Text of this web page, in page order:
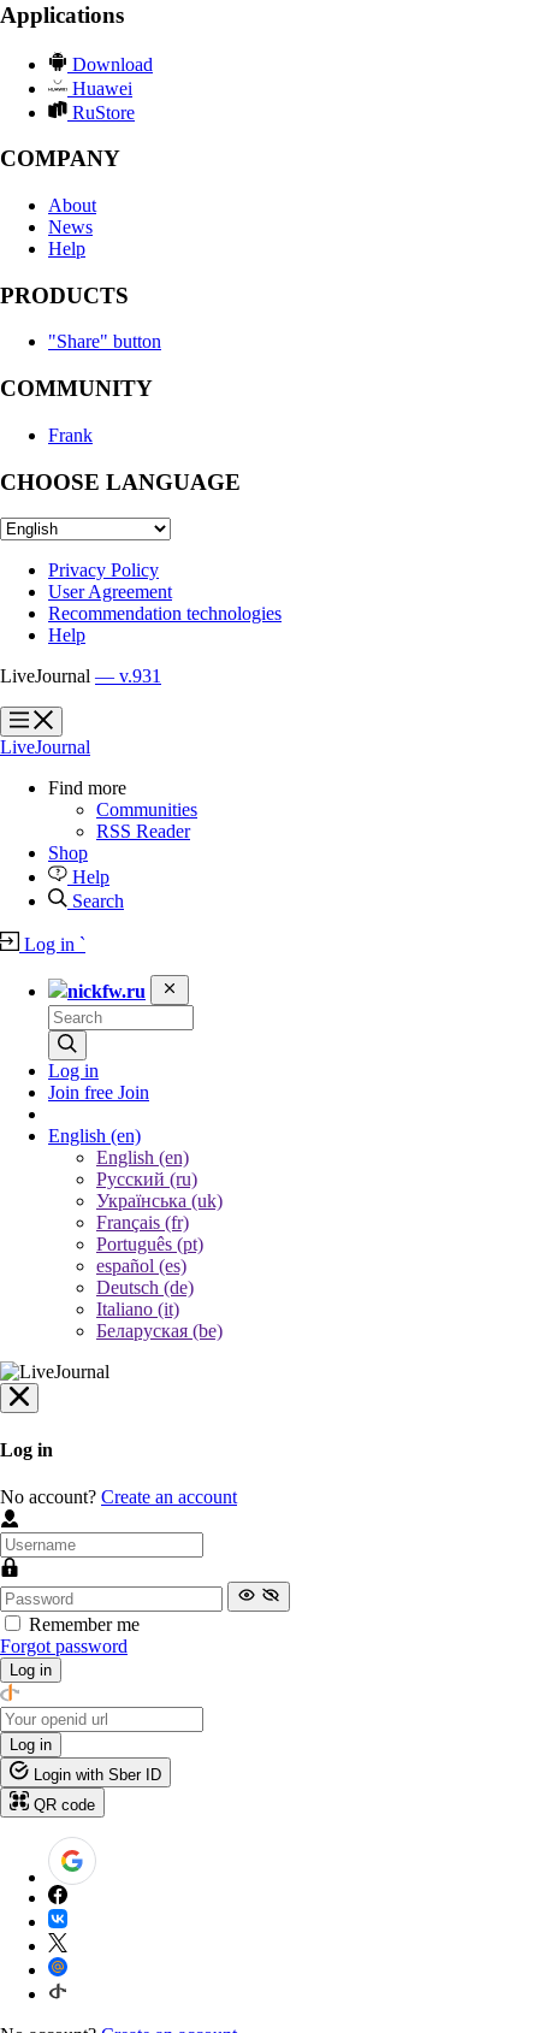
Applications
Download
Huawei
RuStore
COMPANY
About
News
Help
PRODUCTS
"Share" button
COMMUNITY
Frank
CHOOSE LANGUAGE
Privacy Policy
User Agreement
Recommendation technologies
Help
LiveJournal — v.931
?
?
LiveJournal
Find more
Communities
RSS Reader
Shop
Help
Search
Log in `
nickfw.ru
Log in
Join free Join
English (en)
English (en)
Русский (ru)
Українська (uk)
Français (fr)
Português (pt)
español (es)
Deutsch (de)
Italiano (it)
Беларуская (be)
Log in
No account? Create an account
Remember me
Forgot password
Log in
Log in
Login with Sber ID
QR code